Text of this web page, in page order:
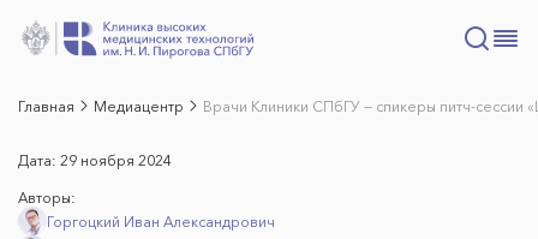
Главная Медиацентр Врачи Клиники СПбГУ — спикеры питч-сессии
Дата: 29 ноября 2024
Авторы:
Горгоцкий Иван Александрович